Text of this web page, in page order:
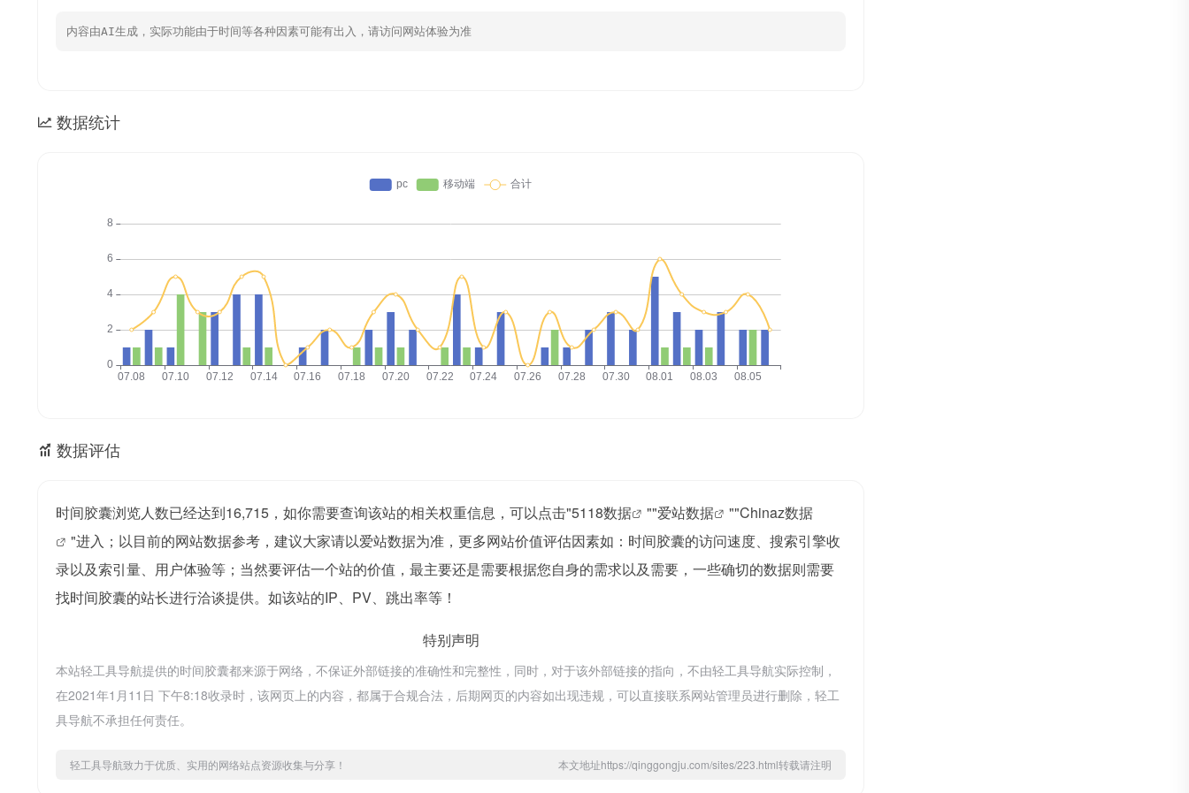
内容由AI生成，实际功能由于时间等各种因素可能有出入，请访问网站体验为准
数据统计
数据评估
时间胶囊浏览人数已经达到16,715，如你需要查询该站的相关权重信息，可以点击"5118数据 ""爱站数据 ""Chinaz数据
"进入；以目前的网站数据参考，建议大家请以爱站数据为准，更多网站价值评估因素如：时间胶囊的访问速度、搜索引擎收
录以及索引量、用户体验等；当然要评估一个站的价值，最主要还是需要根据您自身的需求以及需要，一些确切的数据则需要
找时间胶囊的站长进行洽谈提供。如该站的IP、PV、跳出率等！
特别声明
本站轻工具导航提供的时间胶囊都来源于网络，不保证外部链接的准确性和完整性，同时，对于该外部链接的指向，不由轻工具导航实际控制，
在2021年1月11日 下午8:18收录时，该网页上的内容，都属于合规合法，后期网页的内容如出现违规，可以直接联系网站管理员进行删除，轻工
具导航不承担任何责任。
轻工具导航致力于优质、实用的网络站点资源收集与分享！ 本文地址https://qinggongju.com/sites/223.html转载请注明